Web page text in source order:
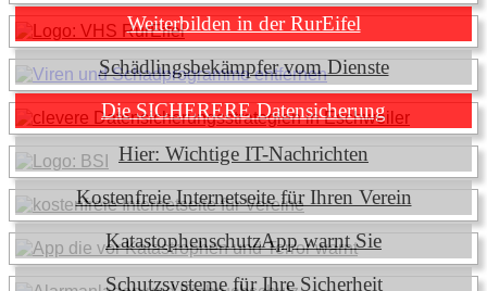
Weiterbilden in der RurEifel
Schädlingsbekämpfer vom Dienste
Die SICHERERE Datensicherung
Hier: Wichtige IT-Nachrichten
Kostenfreie Internetseite für Ihren Verein
KatastophenschutzApp warnt Sie
Schutzsysteme für Ihre Sicherheit